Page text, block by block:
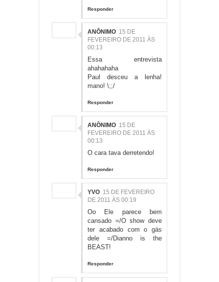
Responder
ANÔNIMO 15 DE
FEVEREIRO DE 2011 ÀS
00:13
Essa entrevista
ahahahaha
Paul desceu a lenha!
mano! \;;/
Responder
ANÔNIMO 15 DE
FEVEREIRO DE 2011 ÀS
00:13
O cara tava derretendo!
Responder
YVO 15 DE FEVEREIRO
DE 2011 ÀS 00:19
Oo Ele parece bem
cansado =/O show deve
ter acabado com o gás
dele =/Dianno is the
BEAST!
Responder